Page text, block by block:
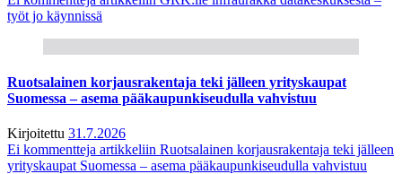
työt jo käynnissä
Ruotsalainen korjausrakentaja teki jälleen yrityskaupat
Suomessa – asema pääkaupunkiseudulla vahvistuu
Kirjoitettu 31.7.2026
Ei kommentteja artikkeliin Ruotsalainen korjausrakentaja teki jälleen
yrityskaupat Suomessa – asema pääkaupunkiseudulla vahvistuu